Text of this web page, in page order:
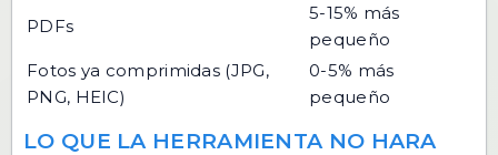
PDFs
5-15% más
pequeño
Fotos ya comprimidas (JPG,
PNG, HEIC)
0-5% más
pequeño
LO QUE LA HERRAMIENTA NO HARA